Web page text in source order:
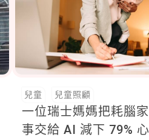
兒童 兒童照顧
一位瑞士媽媽把耗腦家
事交給 AI 減下 79% 心